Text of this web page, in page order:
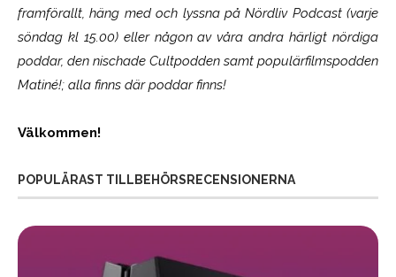
framförallt, häng med och lyssna på Nördliv Podcast (varje
söndag kl 15.00) eller någon av våra andra härligt nördiga
poddar, den nischade Cultpodden samt populärfilmspodden
Matiné!; alla finns där poddar finns!
Välkommen!
POPULÄRAST TILLBEHÖRSRECENSIONERNA